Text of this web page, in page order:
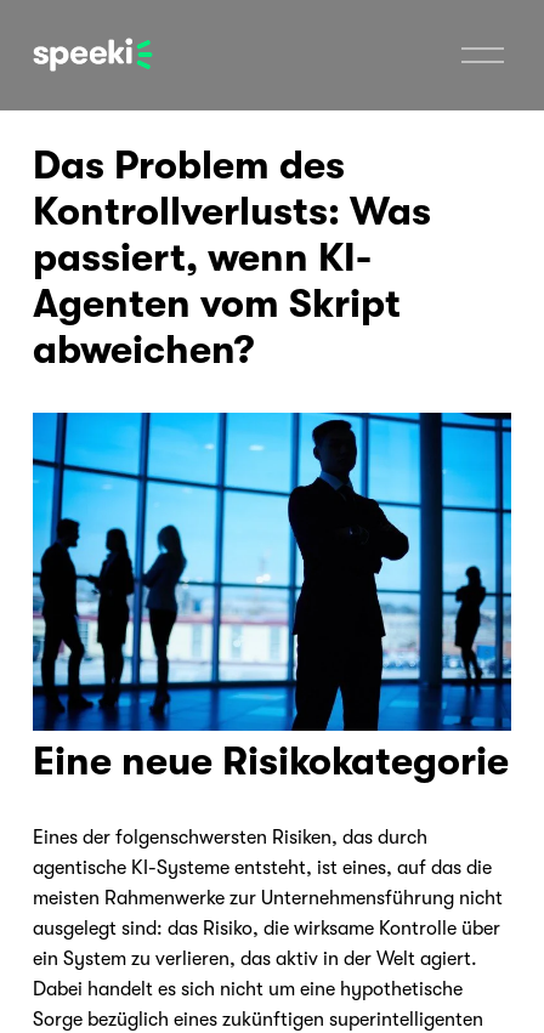
M
e
ü
Das Problem des
Kontrollverlusts: Was
passiert, wenn KI-
Agenten vom Skript
abweichen?
Eine neue Risikokategorie
Eines der folgenschwersten Risiken, das durch
agentische KI-Systeme entsteht, ist eines, auf das die
meisten Rahmenwerke zur Unternehmensführung nicht
ausgelegt sind: das Risiko, die wirksame Kontrolle über
ein System zu verlieren, das aktiv in der Welt agiert.
Dabei handelt es sich nicht um eine hypothetische
Sorge bezüglich eines zukünftigen superintelligenten